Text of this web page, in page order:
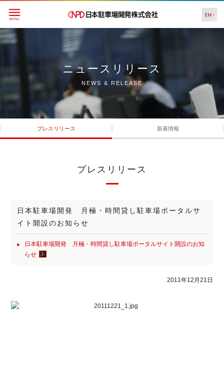
ニュースリリース
NEWS & RELEASE
プレスリリース 新着情報
プレスリリース
日本駐車場開発 月極・時間貸し駐車場ポータルサ
イト開設のお知らせ
日本駐車場開発 月極・時間貸し駐車場ポータルサイト開設のお知
らせ
2011年12月21日